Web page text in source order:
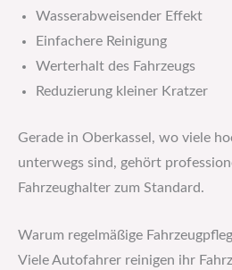
Wasserabweisender Effekt
Einfachere Reinigung
Werterhalt des Fahrzeugs
Reduzierung kleiner Kratzer
Gerade in Oberkassel, wo viele
unterwegs sind, gehört
Fahrzeughalter zum Standard.
Warum regelmäßige
Viele Autofahrer reinigen ihr